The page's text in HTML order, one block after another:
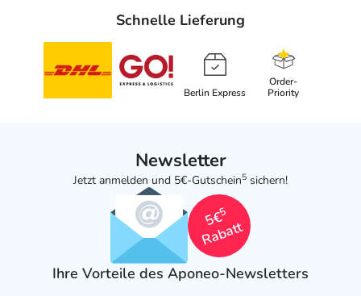
Schnelle Lieferung
Berlin Express
Order-
Priority
Newsletter
Jetzt anmelden und 5€-Gutschein5 sichern!
5€
5
Rabatt
Ihre Vorteile des Aponeo-Newsletters